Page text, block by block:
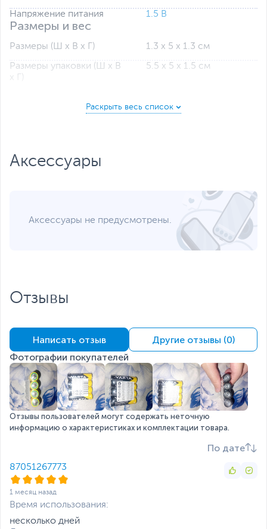
Напряжение питания 1.5 В
Размеры и вес
Размеры (Ш х В х Г) 1.3 х 5 х 1.3 см
Размеры упаковки (Ш х В
х Г)
5.5 х 5 х 1.5 см
Ссылка на сайт
Если вы заметили ошибку или неточность в описании товара,
пожалуйста, выделите текст с ошибкой и нажмите Ctrl+Enter.
Xарактеристики, комплект поставки и внешний вид данного товара
могут отличаться от указанных или могут быть изменены
производителем без отражения в каталоге интернет-магазина.
Аксессуары
Аксессуары не предусмотрены.
Отзывы
Написать отзыв
Другие отзывы (0)
Фотографии покупателей
Отзывы пользователей могут содержать неточную
информацию о характеристиках и комплектации товара.
По дате
87051267773
1 месяц назад
Время использования:
несколько дней